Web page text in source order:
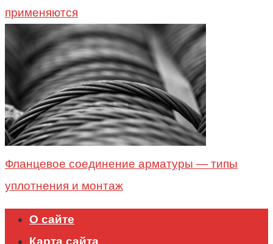
применяются
Фланцевое соединение арматуры — типы
уплотнения и монтаж
О сайте
Карта сайта